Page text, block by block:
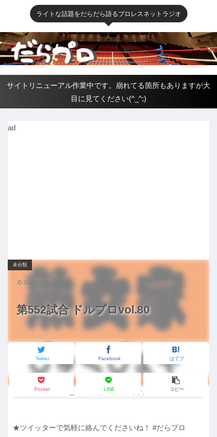
ライトな話題をだらだら語るプロレスネットラジオ
サイトリニューアル作業中です。崩れてる箇所もありますが大
目に見てください(^_^;)
ad
第552試合 ドルプロvol.80
未分類
Twitter Facebook はてブ
Pocket LINE コピー
2022.05.06
この記事は 約2分 で読めます。
★ツイッターで気軽に絡んでくださいね！ #だらプロ